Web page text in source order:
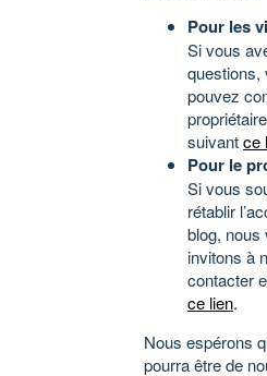
Pour les
Si vous
questions,
pouvez
suivantce
Pour le
Si vous
rétablir
blog, nous
invitons à
contacter
ce lien.
Nous espérons
pourra être de